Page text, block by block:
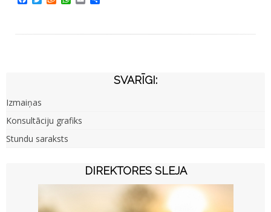
SVARĪGI:
Izmaiņas
Konsultāciju grafiks
Stundu saraksts
DIREKTORES SLEJA